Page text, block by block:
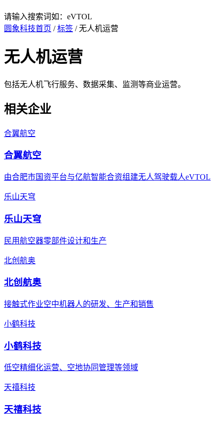
请输入搜索词如：eVTOL
圆象科技首页 /标签 / 无人机运营
无人机运营
包括无人机飞行服务、数据采集、监测等商业运营。
相关企业
合翼航空
合翼航空
由合肥市国资平台与亿航智能合资组建无人驾驶载人eVTOL
乐山天穹
乐山天穹
民用航空器零部件设计和生产
北创航奥
北创航奥
接触式作业空中机器人的研发、生产和销售
小鹤科技
小鹤科技
低空精细化运营、空地协同管理等领域
天禧科技
天禧科技